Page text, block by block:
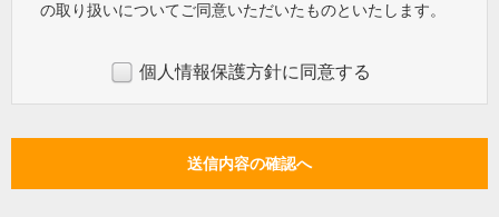
の取り扱いについてご同意いただいたものといたします。
個人情報保護方針に同意する